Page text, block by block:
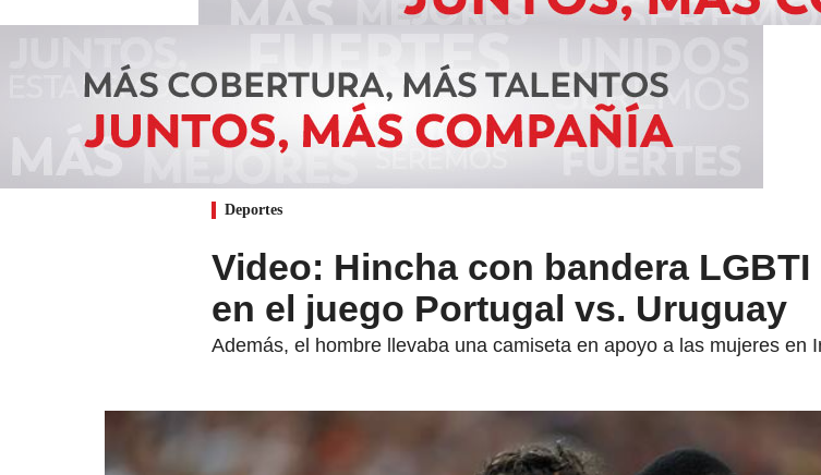
Deportes
Video: Hincha con bandera
en el juego Portugal vs. Uruguay
Además, el hombre llevaba una camiseta en apoyo a las mujeres en